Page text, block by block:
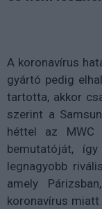
A koronavírus
gyártó pedig
tartotta, akkor
szerint a
héttel az
bemutatóját,
legnagyobb
amely
koronavírus miatt